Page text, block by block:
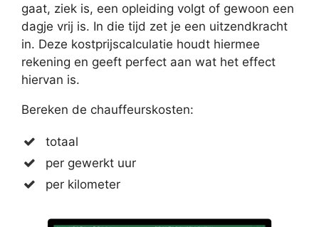
gaat, ziek is, een opleiding volgt of gewoon een
dagje vrij is. In die tijd zet je een uitzendkracht
in. Deze kostprijscalculatie houdt hiermee
rekening en geeft perfect aan wat het effect
hiervan is.
Bereken de chauffeurskosten:
totaal
per gewerkt uur
per kilometer